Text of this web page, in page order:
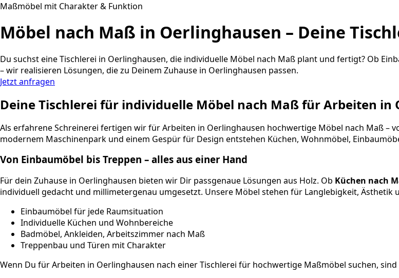
Maßmöbel mit Charakter & Funktion
Möbel nach Maß in Oerlinghausen – Deine
Du suchst eine Tischlerei in Oerlinghausen, die individuelle Möbel nach Maß plant und fertigt? Ob
– wir realisieren Lösungen, die zu Deinem Zuhause in Oerlinghausen passen.
Jetzt anfragen
Deine Tischlerei für individuelle Möbel nach Maß für Arbeiten in
Als erfahrene Schreinerei fertigen wir für Arbeiten in Oerlinghausen hochwertige Möbel nach Maß –
modernem Maschinenpark und einem Gespür für Design entstehen Küchen, Wohnmöbel,
Von Einbaumöbel bis Treppen – alles aus einer Hand
Für dein Zuhause in Oerlinghausen bieten wir Dir passgenaue Lösungen aus Holz. Ob Küchen nach
individuell gedacht und millimetergenau umgesetzt. Unsere Möbel stehen für Langlebigkeit, Ästhetik
Einbaumöbel für jede Raumsituation
Individuelle Küchen und Wohnbereiche
Badmöbel, Ankleiden, Arbeitszimmer nach Maß
Treppenbau und Türen mit Charakter
Wenn Du für Arbeiten in Oerlinghausen nach einer Tischlerei für hochwertige Maßmöbel suchen,